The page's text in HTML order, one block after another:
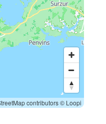
contributors© Loopi